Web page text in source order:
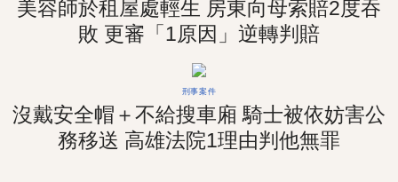
美容師於租屋處輕生 房東向母索賠2度吞
敗 更審「1原因」逆轉判賠
刑事案件
沒戴安全帽＋不給搜車廂 騎士被依妨害公
務移送 高雄法院1理由判他無罪